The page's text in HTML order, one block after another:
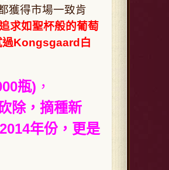
獲得市場一致肯
求如聖杯般的葡萄
過Kongsgaard白
瓶) ，
除，摘種新
年份，更是